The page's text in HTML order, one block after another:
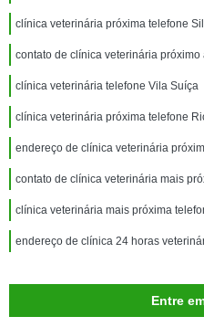
clínica veterinária próxima telefone
contato de clínica veterinária próximo
clínica veterinária telefone Vila Suíça
clínica veterinária próxima telefone
endereço de clínica veterinária
contato de clínica veterinária mais
clínica veterinária mais próxima
endereço de clínica 24 horas
Entre